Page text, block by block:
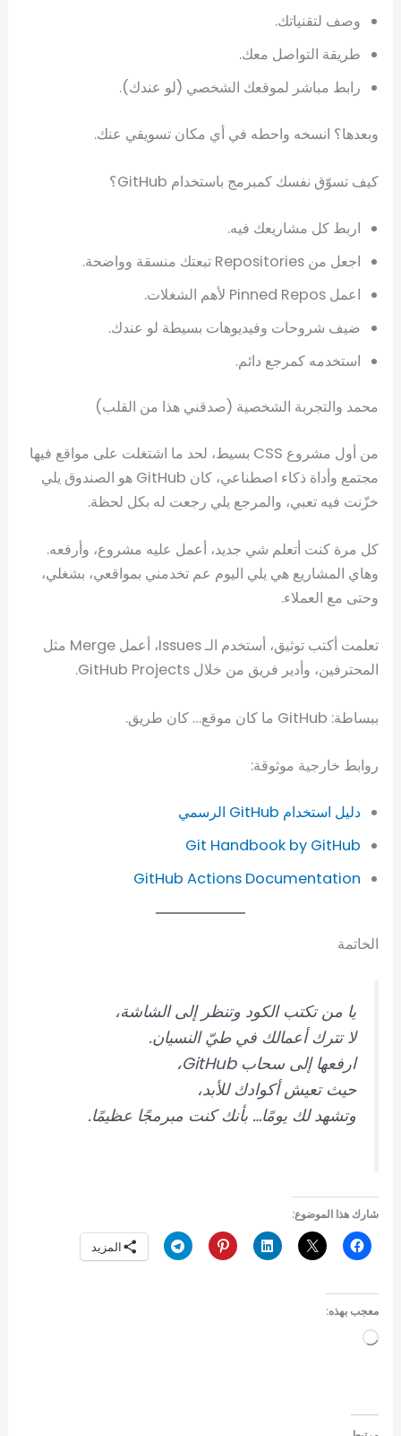
وصف لتقنياتك.
طريقة التواصل معك.
رابط مباشر لموقعك الشخصي (لو عندك).
وبعدها؟ انسخه واحطه في أي مكان تسويقي عنك.
كيف تسوّق نفسك كمبرمج باستخدام GitHub؟
اربط كل مشاريعك فيه.
اجعل من Repositories تبعتك منسقة وواضحة.
اعمل Pinned Repos لأهم الشغلات.
ضيف شروحات وفيديوهات بسيطة لو عندك.
استخدمه كمرجع دائم.
محمد والتجربة الشخصية (صدقني هذا من القلب)
من أول مشروع CSS بسيط، لحد ما اشتغلت على مواقع فيها
مجتمع وأداة ذكاء اصطناعي، كان GitHub هو الصندوق يلي
خزّنت فيه تعبي، والمرجع يلي رجعت له بكل لحظة.
كل مرة كنت أتعلم شي جديد، أعمل عليه مشروع، وأرفعه.
وهاي المشاريع هي يلي اليوم عم تخدمني بمواقعي، بشغلي،
وحتى مع العملاء.
تعلمت أكتب توثيق، أستخدم الـ Issues، أعمل Merge مثل
المحترفين، وأدير فريق من خلال GitHub Projects.
ببساطة: GitHub ما كان موقع… كان طريق.
روابط خارجية موثوقة:
دليل استخدام GitHub الرسمي
Git Handbook by GitHub
GitHub Actions Documentation
الخاتمة
يا من تكتب الكود وتنظر إلى الشاشة،
لا تترك أعمالك في طيّ النسيان.
ارفعها إلى سحاب GitHub،
حيث تعيش أكوادك للأبد،
وتشهد لك يومًا… بأنك كنت مبرمجًا عظيمًا.
شارك هذا الموضوع:
المزيد
معجب بهذه:
جاري